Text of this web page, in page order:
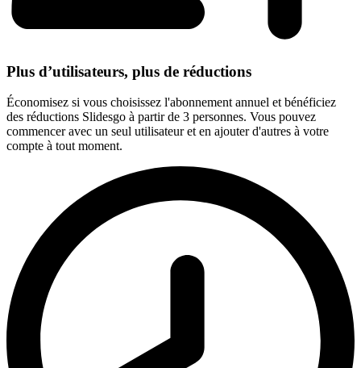
Plus d’utilisateurs, plus de réductions
Économisez si vous choisissez l'abonnement annuel et bénéficiez
des réductions Slidesgo à partir de 3 personnes. Vous pouvez
commencer avec un seul utilisateur et en ajouter d'autres à votre
compte à tout moment.